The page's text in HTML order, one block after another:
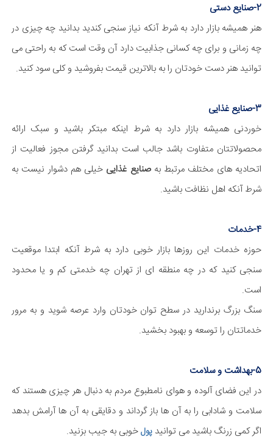
2-صنایع دستی
هنر همیشه بازار دارد به شرط آنکه نیاز سنجی کندید بدانید چه چیزی در
چه زمانی و برای چه کسانی جذابیت دارد آن وقت است که به راحتی می
توانید هنر دست خودتان را به بالاترین قیمت بفروشید و کلی سود کنید.
3-صنایع غذایی
خوردنی همیشه بازار دارد به شرط اینکه مبتکر باشید و سبک ارائه
محصولاتتان متفاوت باشد جالب است بدانید گرفتن مجوز فعالیت از
اتحادیه های مختلف مرتبط بهصنایع غذایی خیلی هم دشوار نیست به
شرط آنکه اهل نظافت باشید.
4-خدمات
حوزه خدمات این روزها بازار خوبی دارد به شرط آنکه ابتدا موقعیت
سنجی کنید که در چه منطقه ای از تهران چه خدمتی کم و یا محدود
است.
سنگ بزرگ برندارید در سطح توان خودتان وارد عرصه شوید و به مرور
خدماتتان را توسعه و بهبود بخشید.
5-بهداشت و سلامت
در این فضای آلوده و هوای نامطبوع مردم به دنبال هر چیزی هستند که
سلامت و شادابی را به آن ها باز گرداند و دقایقی به آن ها آرامش بدهد
اگر کمی زرنگ باشید می توانید پولخوبی به جیب بزنید.